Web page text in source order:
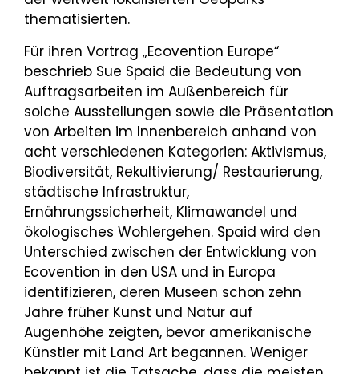
thematisierten.
Für ihren Vortrag „Ecovention Europe“
beschrieb Sue Spaid die Bedeutung von
Auftragsarbeiten im Außenbereich für
solche Ausstellungen sowie die Präsentation
von Arbeiten im Innenbereich anhand von
acht verschiedenen Kategorien: Aktivismus,
Biodiversität, Rekultivierung/ Restaurierung,
städtische Infrastruktur,
Ernährungssicherheit, Klimawandel und
ökologisches Wohlergehen. Spaid wird den
Unterschied zwischen der Entwicklung von
Ecovention in den USA und in Europa
identifizieren, deren Museen schon zehn
Jahre früher Kunst und Natur auf
Augenhöhe zeigten, bevor amerikanische
Künstler mit Land Art begannen. Weniger